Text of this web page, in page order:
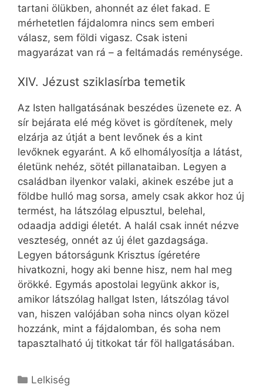
tartani ölükben, ahonnét az élet fakad. E
mérhetetlen fájdalomra nincs sem emberi
válasz, sem földi vigasz. Csak isteni
magyarázat van rá – a feltámadás reménysége.
XIV. Jézust sziklasírba temetik
Az Isten hallgatásának beszédes üzenete ez. A
sír bejárata elé még követ is gördítenek, mely
elzárja az útját a bent levőnek és a kint
levőknek egyaránt. A kő elhomályosítja a látást,
életünk nehéz, sötét pillanataiban. Legyen a
családban ilyenkor valaki, akinek eszébe jut a
földbe hulló mag sorsa, amely csak akkor hoz új
termést, ha látszólag elpusztul, belehal,
odaadja addigi életét. A halál csak innét nézve
veszteség, onnét az új élet gazdagsága.
Legyen bátorságunk Krisztus ígéretére
hivatkozni, hogy aki benne hisz, nem hal meg
örökké. Egymás apostolai legyünk akkor is,
amikor látszólag hallgat Isten, látszólag távol
van, hiszen valójában soha nincs olyan közel
hozzánk, mint a fájdalomban, és soha nem
tapasztalható új titkokat tár föl hallgatásában.
Kategória
Lelkiség